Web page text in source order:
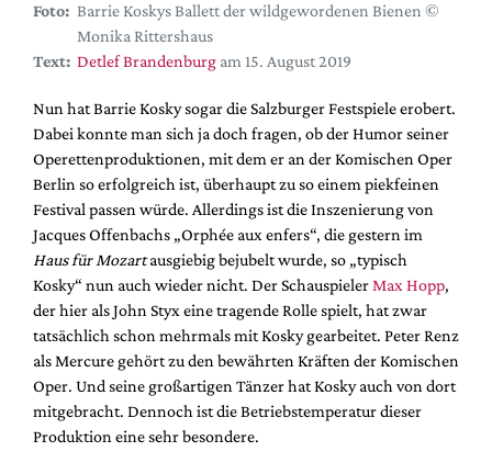
Festival-Planer
Hefte
Alle Hefte
Leseproben
Podcast
Service
Shop / Abo
Newsletter
Redaktion
Autor:innen
Partner
Mediadaten
Suche
Foto: Barrie Koskys Ballett der wildgewordenen Bienen ©
Monika Rittershaus
Text: Detlef Brandenburg am 15. August 2019
Nun hat Barrie Kosky sogar die Salzburger Festspiele erobert.
Dabei konnte man sich ja doch fragen, ob der Humor seiner
Operettenproduktionen, mit dem er an der Komischen Oper
Berlin so erfolgreich ist, überhaupt zu so einem piekfeinen
Festival passen würde. Allerdings ist die Inszenierung von
Jacques Offenbachs „Orphée aux enfers“, die gestern im
Haus für Mozartausgiebig bejubelt wurde, so „typisch
Kosky“ nun auch wieder nicht. Der Schauspieler Max Hopp,
der hier als John Styx eine tragende Rolle spielt, hat zwar
tatsächlich schon mehrmals mit Kosky gearbeitet. Peter Renz
als Mercure gehört zu den bewährten Kräften der Komischen
Oper. Und seine großartigen Tänzer hat Kosky auch von dort
mitgebracht. Dennoch ist die Betriebstemperatur dieser
Produktion eine sehr besondere.